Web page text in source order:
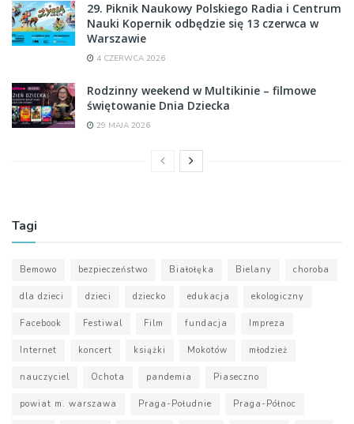
29. Piknik Naukowy Polskiego Radia i Centrum
Nauki Kopernik odbędzie się 13 czerwca w
Warszawie
4 CZERWCA 2026
Rodzinny weekend w Multikinie – filmowe
świętowanie Dnia Dziecka
29 MAJA 2026
Tagi
Bemowo bezpieczeństwo Białołęka Bielany choroba
dla dzieci dzieci dziecko edukacja ekologiczny
Facebook Festiwal Film fundacja Impreza
Internet koncert książki Mokotów młodzież
nauczyciel Ochota pandemia Piaseczno
powiat m. warszawa Praga-Południe Praga-Północ